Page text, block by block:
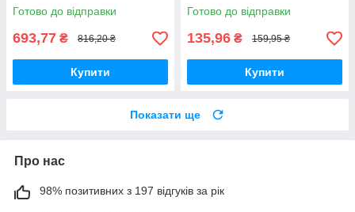
Готово до відправки
693,77 ₴ 816,20 ₴
Купити
Готово до відправки
135,96 ₴ 159,95 ₴
Купити
Показати ще
Про нас
98% позитивних з 197 відгуків за рік